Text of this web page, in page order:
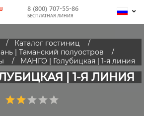
8 (800) 707-55-86
БЕСПЛАТНАЯ ЛИНИЯ
Каталог гостиниц
| Таманский полуостров
МАНГО | Голубицкая | 1-я линия
| 1-Я ЛИНИЯ